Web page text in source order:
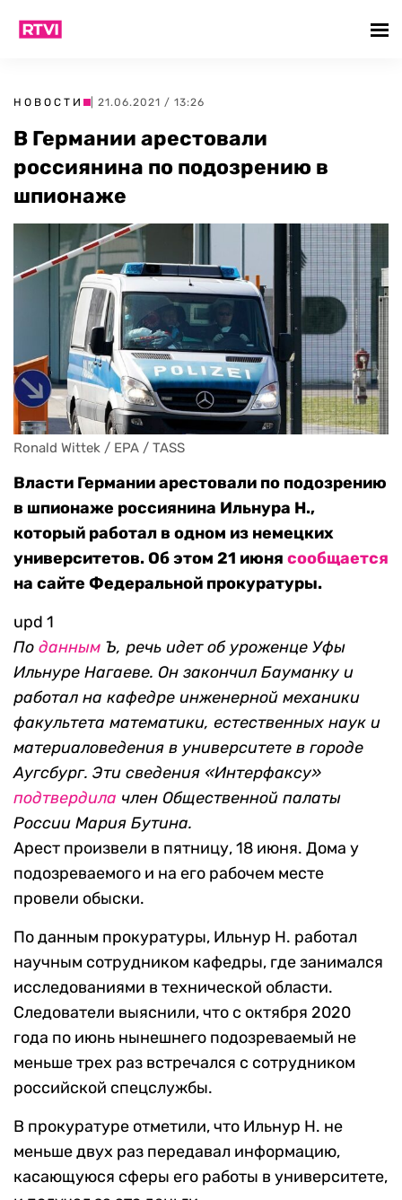
НОВОСТИ | 21.06.2021 / 13:26
В Германии арестовали
россиянина по подозрению в
шпионаже
Ronald Wittek / EPA / TASS
Власти Германии арестовали по подозрению
в шпионаже россиянина Ильнура Н.,
который работал в одном из немецких
университетов. Об этом 21 июня сообщается
на сайте Федеральной прокуратуры.
upd 1
По данным Ъ, речь идет об уроженце Уфы
Ильнуре Нагаеве. Он закончил Бауманку и
работал на кафедре инженерной механики
факультета математики, естественных наук и
материаловедения в университете в городе
Аугсбург. Эти сведения «Интерфаксу»
подтвердила член Общественной палаты
России Мария Бутина.
Арест произвели в пятницу, 18 июня. Дома у
подозреваемого и на его рабочем месте
провели обыски.
По данным прокуратуры, Ильнур Н. работал
научным сотрудником кафедры, где занимался
исследованиями в технической области.
Следователи выяснили, что с октября 2020
года по июнь нынешнего подозреваемый не
меньше трех раз встречался с сотрудником
российской спецслужбы.
В прокуратуре отметили, что Ильнур Н. не
меньше двух раз передавал информацию,
касающуюся сферы его работы в университете,